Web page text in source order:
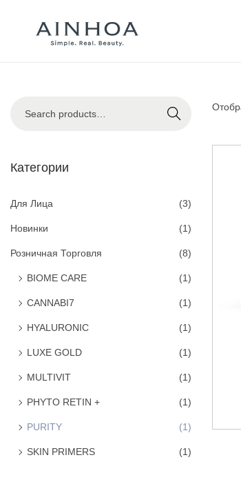
Search
Категории
Для Лица (3)
Новинки (1)
Розничная Торговля (8)
BIOME CARE (1)
CANNABI7 (1)
HYALURONIC (1)
LUXE GOLD (1)
MULTIVIT (1)
PHYTO RETIN + (1)
PURITY (1)
SKIN PRIMERS (1)